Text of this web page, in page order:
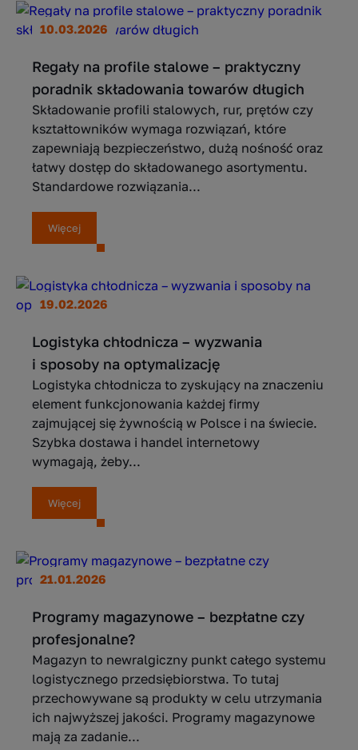
10.03.2026
Regały na profile stalowe – praktyczny
poradnik składowania towarów długich
Składowanie profili stalowych, rur, prętów czy
kształtowników wymaga rozwiązań, które
zapewniają bezpieczeństwo, dużą nośność oraz
łatwy dostęp do składowanego asortymentu.
Standardowe rozwiązania...
Więcej
19.02.2026
Logistyka chłodnicza – wyzwania
i sposoby na optymalizację
Logistyka chłodnicza to zyskujący na znaczeniu
element funkcjonowania każdej firmy
zajmującej się żywnością w Polsce i na świecie.
Szybka dostawa i handel internetowy
wymagają, żeby...
Więcej
21.01.2026
Programy magazynowe – bezpłatne czy
profesjonalne?
Magazyn to newralgiczny punkt całego systemu
logistycznego przedsiębiorstwa. To tutaj
przechowywane są produkty w celu utrzymania
ich najwyższej jakości. Programy magazynowe
mają za zadanie...